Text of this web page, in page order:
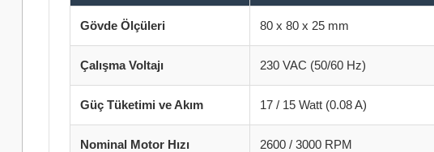
Gövde Ölçüleri 80 x 80 x 25 mm
Çalışma Voltajı 230 VAC (50/60 Hz)
Güç Tüketimi ve Akım 17 / 15 Watt (0.08 A)
Nominal Motor Hızı 2600 / 3000 RPM